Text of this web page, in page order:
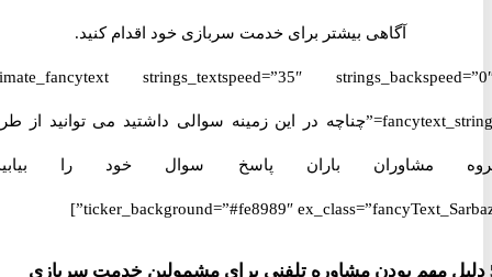
آگاهی بیشتر برای خدمت سربازی خود اقدام کنید.
[ultimate_fancytext strings_textspeed=”35″
fancytext_strings=”چناچه در این زمینه سوالی داشتید می توانید از طریق
مشاوران باران پاسخ سوال خود را بیابید.”
ticker_background=”#fe8989″